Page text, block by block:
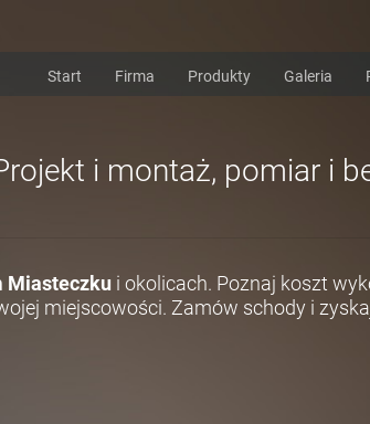
Start Firma Produkty Galeria
i montaż, pomiar i
Miasteczku i okolicach. Poznaj koszt
miejscowości. Zamów schody i